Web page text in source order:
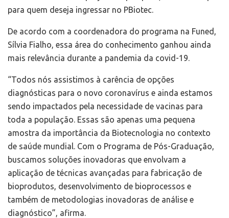
para quem deseja ingressar no PBiotec.
De acordo com a coordenadora do programa na Funed,
Sílvia Fialho, essa área do conhecimento ganhou ainda
mais relevância durante a pandemia da covid-19.
“Todos nós assistimos à carência de opções
diagnósticas para o novo coronavírus e ainda estamos
sendo impactados pela necessidade de vacinas para
toda a população. Essas são apenas uma pequena
amostra da importância da Biotecnologia no contexto
de saúde mundial. Com o Programa de Pós-Graduação,
buscamos soluções inovadoras que envolvam a
aplicação de técnicas avançadas para fabricação de
bioprodutos, desenvolvimento de bioprocessos e
também de metodologias inovadoras de análise e
diagnóstico”, afirma.